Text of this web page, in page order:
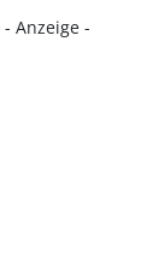
- Anzeige -